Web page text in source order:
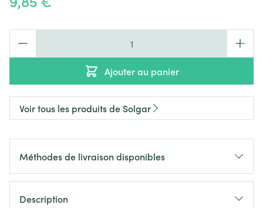
Ajouter au panier
Voir tous les produits de Solgar
Méthodes de livraison disponibles
Description